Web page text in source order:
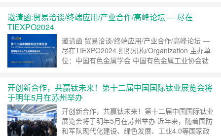
钛谷国际钛产业博览会创办于2015……继续阅读
邀请函:贸易洽谈/终端应用/产业合作/高峰论坛 — 尽在
TIEXPO2024
邀请函 贸易洽谈/终端应用/产业合作/高峰论坛 —
尽在TIEXPO2024 组织机构/Organization 主办单
位：中国有色金属学会 中国有色金属工业协会钛
属研究院 长三角先进材料研究院 承办单位：北京
海闻展览有限公司 支持单位：中国有色金属工业
协会 中国钢铁……继续阅读 »
开创新合作，共赢钛未来！第十二届中国国际钛业展览会将
于明年5月在苏州举办
开创新合作，共赢钛未来！第十二届中国国际钛业
展览会将于明年5月在苏州举办 近年来，随着国防
和军队现代化建设、绿色发展、工业4.0等国家政